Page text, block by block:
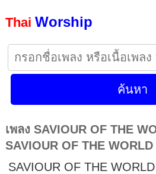
Thai Worship
เพลง SAVIOUR OF THE
SAVIOUR OF THE WORLD
SAVIOUR OF THE WORLD